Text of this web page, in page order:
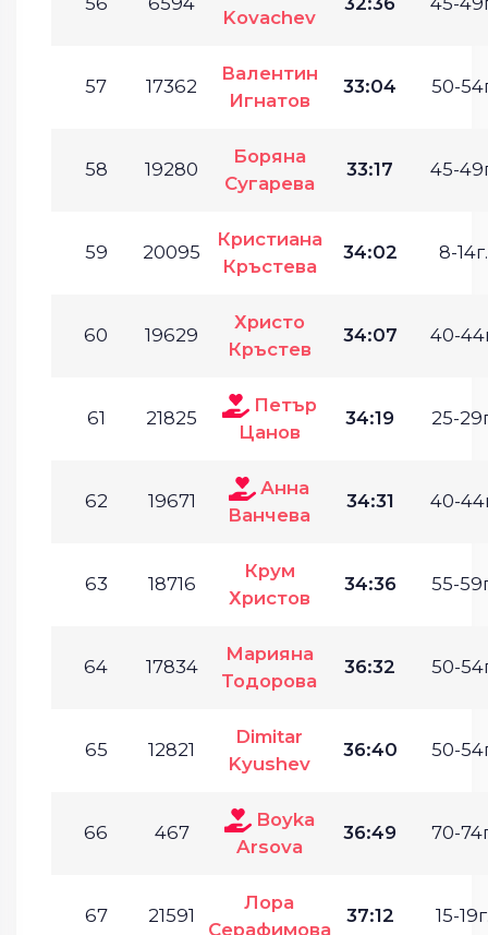
Kovachev
57 17362
Валентин
Игнатов
33:04 50-
58 19280
Боряна
Сугарева
33:17 45-
59 20095
Кристиана
Кръстева
34:02 8-14г.
60 19629
Христо
Кръстев
34:07 40-
61 21825
Петър
Цанов
34:19 25-
62 19671
Анна
Ванчева
34:31 40-
63 18716
Крум
Христов
34:36 55-
64 17834
Марияна
Тодорова
36:32 50-
65 12821
Dimitar
Kyushev
36:40 50-
66 467
Boyka
Arsova
36:49 70-
67 21591
Лора
Серафимова
37:12 15-